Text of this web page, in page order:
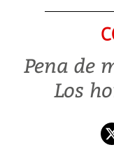
Pena de
Los